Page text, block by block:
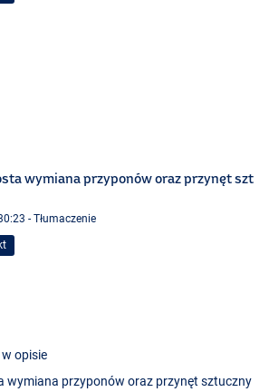
wymiana przyponów oraz przynęt szt
- Tłumaczenie
opisie
wymiana przyponów oraz przynęt sztuczny